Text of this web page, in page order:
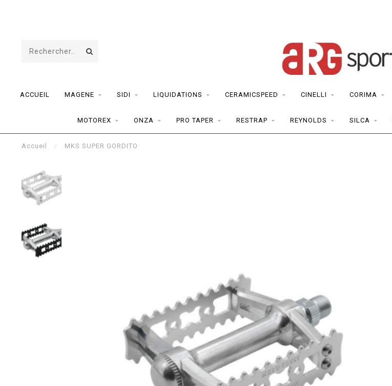
ACCUEIL MAGENE SIDI LIQUIDATIONS CERAMICSPEED CINELLI CORIMA
MOTOREX ONZA PRO TAPER RESTRAP REYNOLDS SILCA
Accueil / MKS SUPER GORDITO